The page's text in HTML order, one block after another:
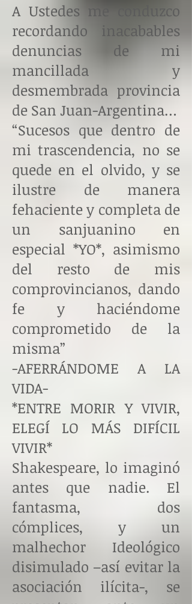
A Ustedes me conduzco
recordando inacabables
denuncias de mi
mancillada y
desmembrada provincia
de San Juan-Argentina…
“Sucesos que dentro de
mi trascendencia, no se
quede en el olvido, y se
ilustre de manera
fehaciente y completa de
un sanjuanino en
especial *YO*, asimismo
del resto de mis
comprovincianos, dando
fe y haciéndome
comprometido de la
misma”
-AFERRÁNDOME A LA
VIDA-
*ENTRE MORIR Y VIVIR,
ELEGÍ LO MÁS DIFÍCIL
VIVIR*
Shakespeare, lo imaginó
antes que nadie. El
fantasma, dos
cómplices, y un
malhechor Ideológico
disimulado –así evitar la
asociación ilícita-, se